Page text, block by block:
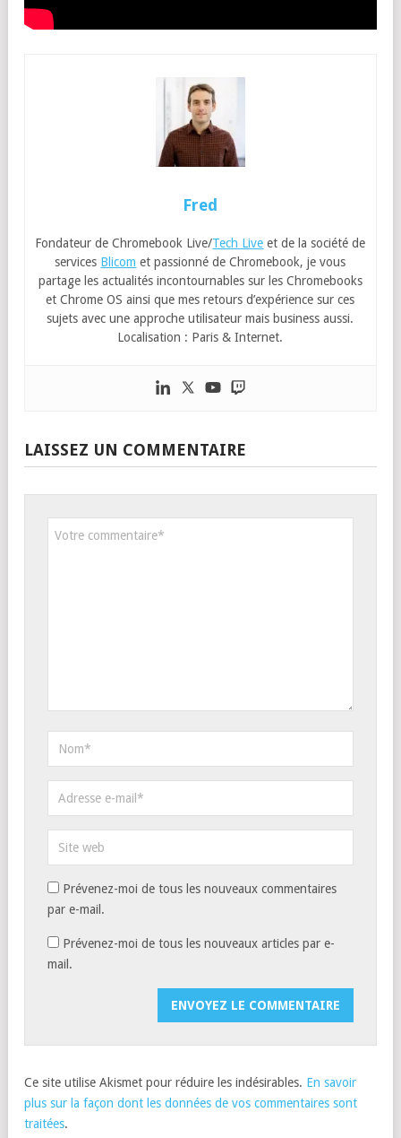
Fred
Fondateur de Chromebook Live/Tech Live et de la société de
services Blicom et passionné de Chromebook, je vous
partage les actualités incontournables sur les Chromebooks
et Chrome OS ainsi que mes retours d’expérience sur ces
sujets avec une approche utilisateur mais business aussi.
Localisation : Paris & Internet.
LAISSEZ UN COMMENTAIRE
Prévenez-moi de tous les nouveaux commentaires
par e-mail.
Prévenez-moi de tous les nouveaux articles par e-
mail.
Ce site utilise Akismet pour réduire les indésirables. En savoir
plus sur la façon dont les données de vos commentaires sont
traitées.